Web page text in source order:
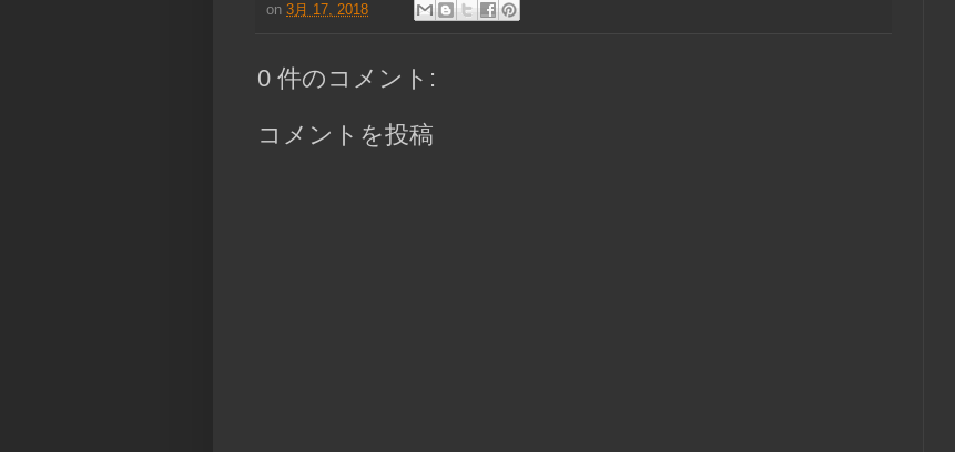
on 3月 17, 2018
0 件のコメント:
コメントを投稿